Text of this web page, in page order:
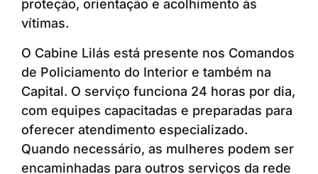
proteção, orientação e acolhimento às
vítimas.
O Cabine Lilás está presente nos Comandos
de Policiamento do Interior e também na
Capital. O serviço funciona 24 horas por dia,
com equipes capacitadas e preparadas para
oferecer atendimento especializado.
Quando necessário, as mulheres podem ser
encaminhadas para outros serviços da rede